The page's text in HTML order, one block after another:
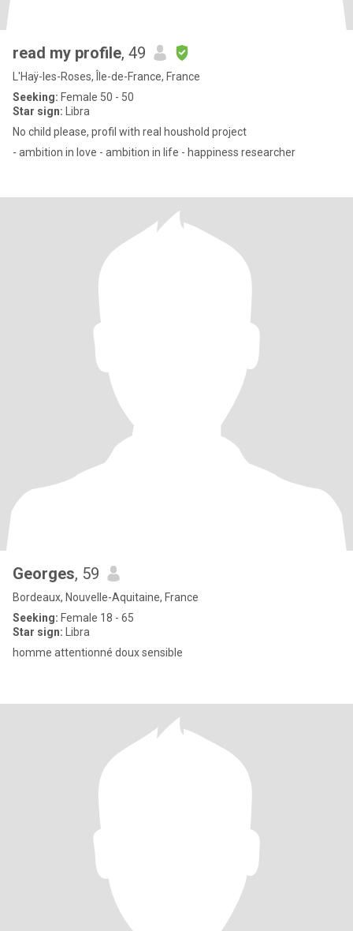
read my profile, 49
L'Haÿ-les-Roses, Île-de-France, France
Seeking: Female 50 - 50
Star sign: Libra
No child please, profil with real houshold project
- ambition in love - ambition in life - happiness researcher
Georges, 59
Bordeaux, Nouvelle-Aquitaine, France
Seeking: Female 18 - 65
Star sign: Libra
homme attentionné doux sensible